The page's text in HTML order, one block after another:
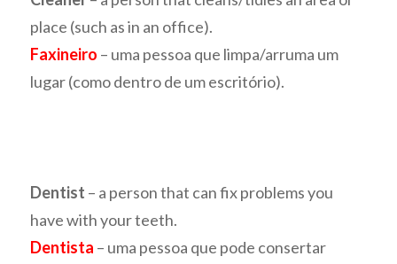
place (such as in an office).
Faxineiro – uma pessoa que limpa/arruma um
lugar (como dentro de um escritório).
Dentist – a person that can fix problems you
have with your teeth.
Dentista – uma pessoa que pode consertar